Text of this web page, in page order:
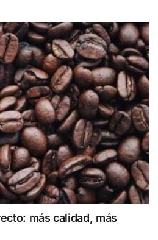
más calidad, más